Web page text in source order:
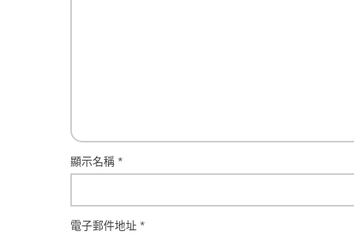
顯示名稱 *
電子郵件地址 *